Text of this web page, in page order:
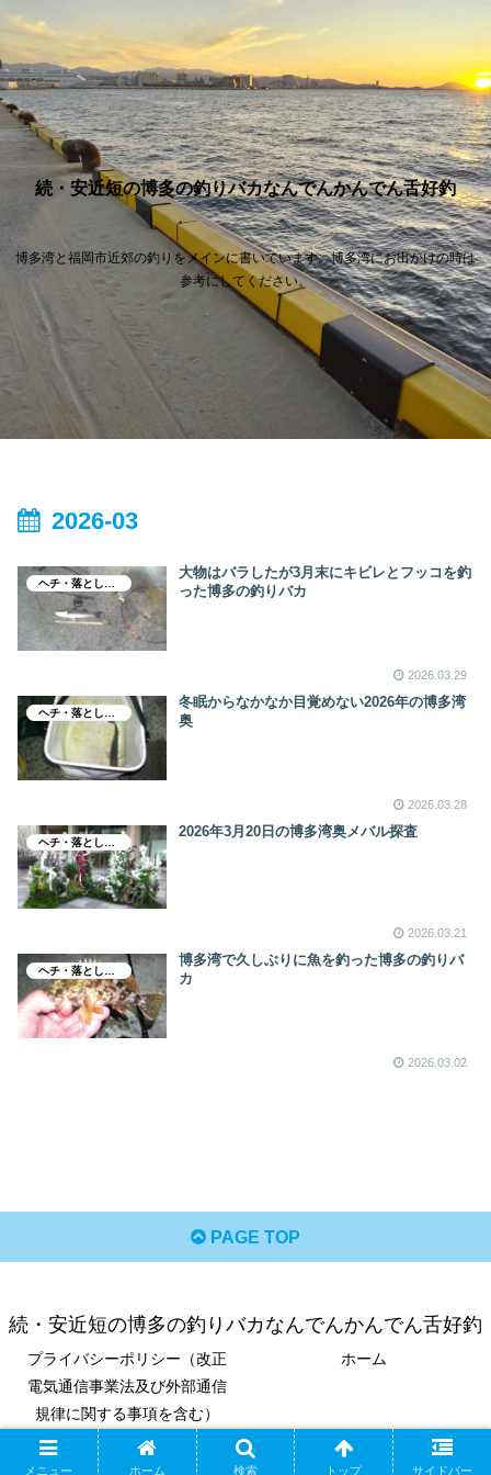
続・安近短の博多の釣りバカなんでんかんでん舌好釣
博多湾と福岡市近郊の釣りをメインに書いています。博多湾にお出かけの時は
参考にしてください。
2026-03
大物はバラしたが3月末にキビレとフッコを釣
った博多の釣りバカ
2026.03.29
冬眠からなかなか目覚めない2026年の博多湾
奥
2026.03.28
2026年3月20日の博多湾奥メバル探査
2026.03.21
ヘチ・落とし込み釣り
博多湾で久しぶりに魚を釣った博多の釣りバ
カ
2026.03.02
PAGE TOP
続・安近短の博多の釣りバカなんでんかんでん舌好釣
プライバシーポリシー（改正
電気通信事業法及び外部通信
規律に関する事項を含む）
ホーム
© 2024 続・安近短の博多の釣りバカなんでんかんでん舌好釣.
メニュー ホーム 検索 トップ サイドバー